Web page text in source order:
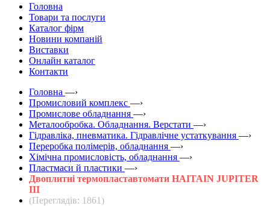
Головна
Товари та послуги
Каталог фірм
Новини компаній
Виставки
Онлайн каталог
Контакти
Головна —›
Промисловий комплекс —›
Промислове обладнання —›
Металообробка. Обладнання. Верстати —›
Гідравліка, пневматика. Гідравлічне устаткування —›
Переробка полімерів, обладнання —›
Хімічна промисловість, обладнання —›
Пластмаси й пластики —›
Двоплитні термопластавтомати HAITAIN JUPITER
III
(Переглядів: 1861)